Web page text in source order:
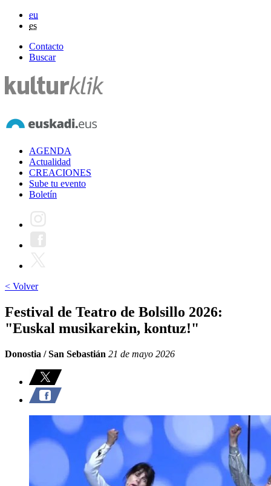
eu
es
Contacto
Buscar
AGENDA
Actualidad
CREACIONES
Sube tu evento
Boletín
< Volver
Festival de Teatro de Bolsillo 2026:
"Euskal musikarekin, kontuz!"
Donostia / San Sebastián 21 de mayo 2026